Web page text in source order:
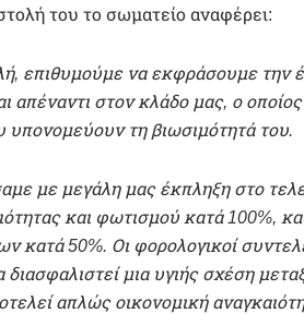
του το σωματείο αναφέρει:
επιθυμούμε να εκφράσουμε την
απέναντι στον κλάδο μας, ο
υπονομεύουν τη βιωσιμότητά του.
με μεγάλη μας έκπληξη στο
και φωτισμού κατά 100%,
κατά 50%. Οι φορολογικοί
διασφαλιστεί μια υγιής σχέση
απλώς οικονομική